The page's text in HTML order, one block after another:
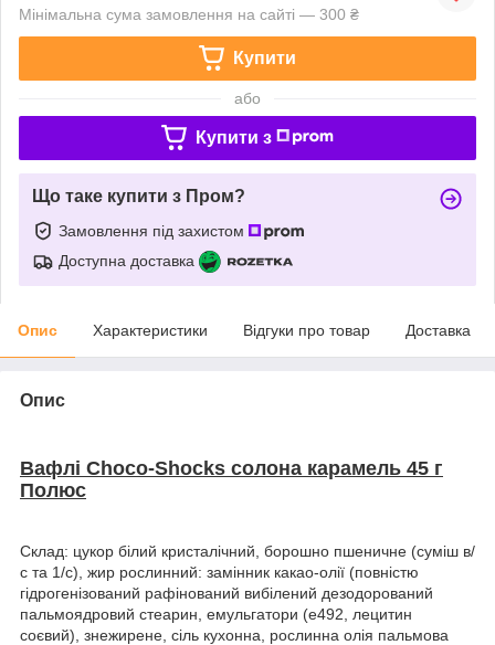
Мінімальна сума замовлення на сайті — 300 ₴
Купити
або
Купити з
Що таке купити з Пром?
Замовлення під захистом
Доступна доставка
Опис Характеристики Відгуки про товар Доставка
Опис
Вафлі Choco-Shocks солона карамель 45 г
Полюс
Склад: цукор білий кристалічний, борошно пшеничне (суміш в/
с та 1/с), жир рослинний: замінник какао-олії (повністю
гідрогенізований рафінований вибілений дезодорований
пальмоядровий стеарин, емульгатори (е492, лецитин
соєвий), знежирене, сіль кухонна, рослинна олія пальмова